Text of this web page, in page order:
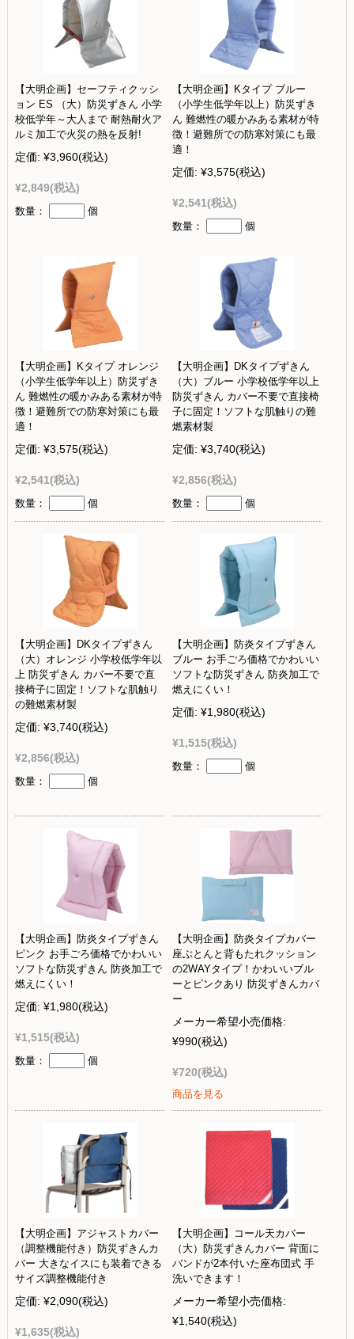
【大明企画】セーフティクッシ
ョン ES （大）防災ずきん 小学
校低学年～大人まで 耐熱耐火ア
ルミ加工で火災の熱を反射!
定価: ¥3,960(税込)
¥2,849(税込)
数量： 個
【大明企画】Kタイプ ブルー
（小学生低学年以上）防災ずき
ん 難燃性の暖かみある素材が特
徴！避難所での防寒対策にも最
適！
定価: ¥3,575(税込)
¥2,541(税込)
数量： 個
【大明企画】Kタイプ オレンジ
（小学生低学年以上）防災ずき
ん 難燃性の暖かみある素材が特
徴！避難所での防寒対策にも最
適！
定価: ¥3,575(税込)
¥2,541(税込)
数量： 個
【大明企画】DKタイプずきん
（大）ブルー 小学校低学年以上
防災ずきん カバー不要で直接椅
子に固定！ソフトな肌触りの難
燃素材製
定価: ¥3,740(税込)
¥2,856(税込)
数量： 個
【大明企画】DKタイプずきん
（大）オレンジ 小学校低学年以
上 防災ずきん カバー不要で直
接椅子に固定！ソフトな肌触り
の難燃素材製
定価: ¥3,740(税込)
¥2,856(税込)
数量： 個
【大明企画】防炎タイプずきん
ブルー お手ごろ価格でかわいい
ソフトな防災ずきん 防炎加工で
燃えにくい！
定価: ¥1,980(税込)
¥1,515(税込)
数量： 個
【大明企画】防炎タイプずきん
ピンク お手ごろ価格でかわいい
ソフトな防災ずきん 防炎加工で
燃えにくい！
定価: ¥1,980(税込)
¥1,515(税込)
数量： 個
【大明企画】防炎タイプカバー
座ぶとんと背もたれクッション
の2WAYタイプ！かわいいブル
ーとピンクあり 防災ずきんカバ
ー
メーカー希望小売価格:
¥990(税込)
¥720(税込)
商品を見る
【大明企画】アジャストカバー
（調整機能付き）防災ずきんカ
バー 大きなイスにも装着できる
サイズ調整機能付き
定価: ¥2,090(税込)
¥1,635(税込)
【大明企画】コール天カバー
（大）防災ずきんカバー 背面に
バンドが2本付いた座布団式 手
洗いできます！
メーカー希望小売価格:
¥1,540(税込)